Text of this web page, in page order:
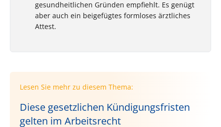
gesundheitlichen Gründen empfiehlt. Es genügt
aber auch ein beigefügtes formloses ärztliches
Attest.
Lesen Sie mehr zu diesem Thema:
Diese gesetzlichen Kündigungsfristen
gelten im Arbeitsrecht